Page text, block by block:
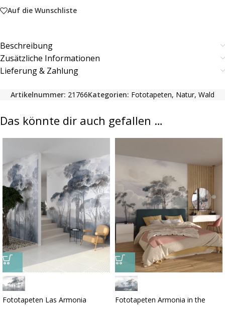
Auf die Wunschliste
Beschreibung
Zusätzliche Informationen
Lieferung & Zahlung
Artikelnummer: 21766Kategorien: Fototapeten, Natur, Wald
Das könnte dir auch gefallen …
Fototapeten Las Armonia
Fototapeten Armonia in the